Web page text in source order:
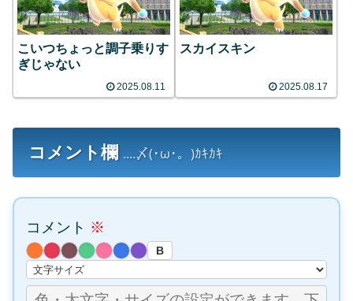
こいつちょっと調子乗りす
ぎじゃない
2025.08.11
スカイスキン
2025.08.17
コメント欄 ....〆(･ω･。)ｶｷｶｷ
コメント ※
B